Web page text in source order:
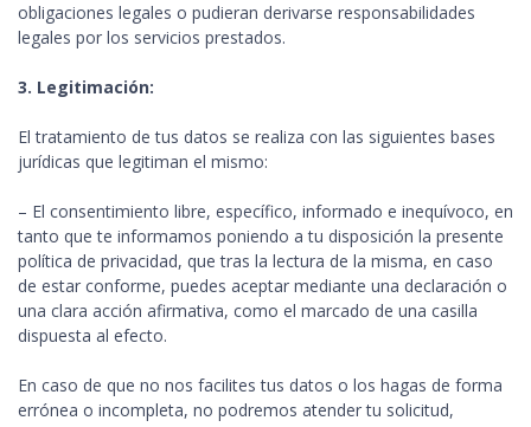
obligaciones legales o pudieran derivarse responsabilidades
legales por los servicios prestados.
3. Legitimación:
El tratamiento de tus datos se realiza con las siguientes bases
jurídicas que legitiman el mismo:
– El consentimiento libre, específico, informado e inequívoco, en
tanto que te informamos poniendo a tu disposición la presente
política de privacidad, que tras la lectura de la misma, en caso
de estar conforme, puedes aceptar mediante una declaración o
una clara acción afirmativa, como el marcado de una casilla
dispuesta al efecto.
En caso de que no nos facilites tus datos o los hagas de forma
errónea o incompleta, no podremos atender tu solicitud,